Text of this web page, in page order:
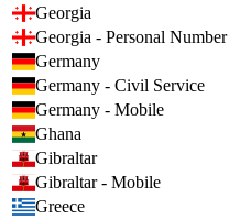
Georgia
Georgia - Personal Number
Germany
Germany - Civil Service
Germany - Mobile
Ghana
Gibraltar
Gibraltar - Mobile
Greece